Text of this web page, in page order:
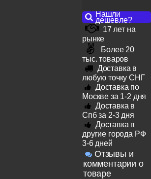
Нашли
дешевле?
17 лет на
рынке
Более 20
тыс. товаров
Доставка в
любую точку СНГ
Доставка по
Москве за 1-2 дня
Доставка в
Спб за 2-3 дня
Доставка в
другие города РФ
3-6 дней
Отзывы и
комментарии о
товаре